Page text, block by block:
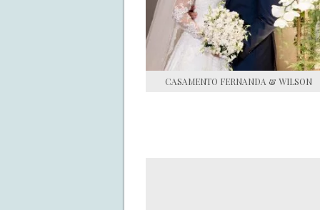
CASAMENTO FERNANDA & WILSON